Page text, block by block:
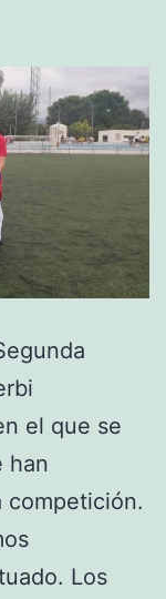
el que se
han
competición.
Los